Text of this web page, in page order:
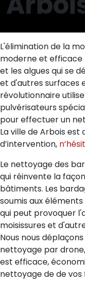
L'élimination de la
moderne et efficace
et les algues qui se
et d'autres surfaces
révolutionnaire
pulvérisateurs
pour effectuer un
La ville de Arbois
d’intervention,
Le nettoyage des
qui réinvente la
bâtiments. Les
soumis aux
qui peut provoquer
moisissures et
Nous nous
nettoyage par
est efficace,
nettoyage de de vos